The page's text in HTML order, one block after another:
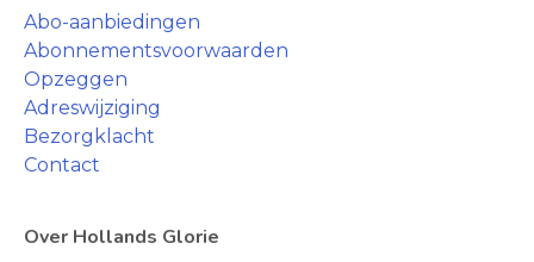
Abo-aanbiedingen
Abonnementsvoorwaarden
Opzeggen
Adreswijziging
Bezorgklacht
Contact
Over Hollands Glorie